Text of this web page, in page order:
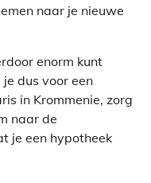
naar je nieuwe
enorm kunt
dus voor een
in Krommenie, zorg
naar de
je een hypotheek